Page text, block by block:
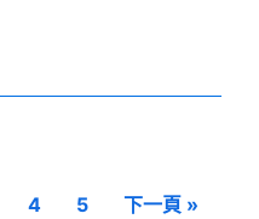
4 5 下一頁 »